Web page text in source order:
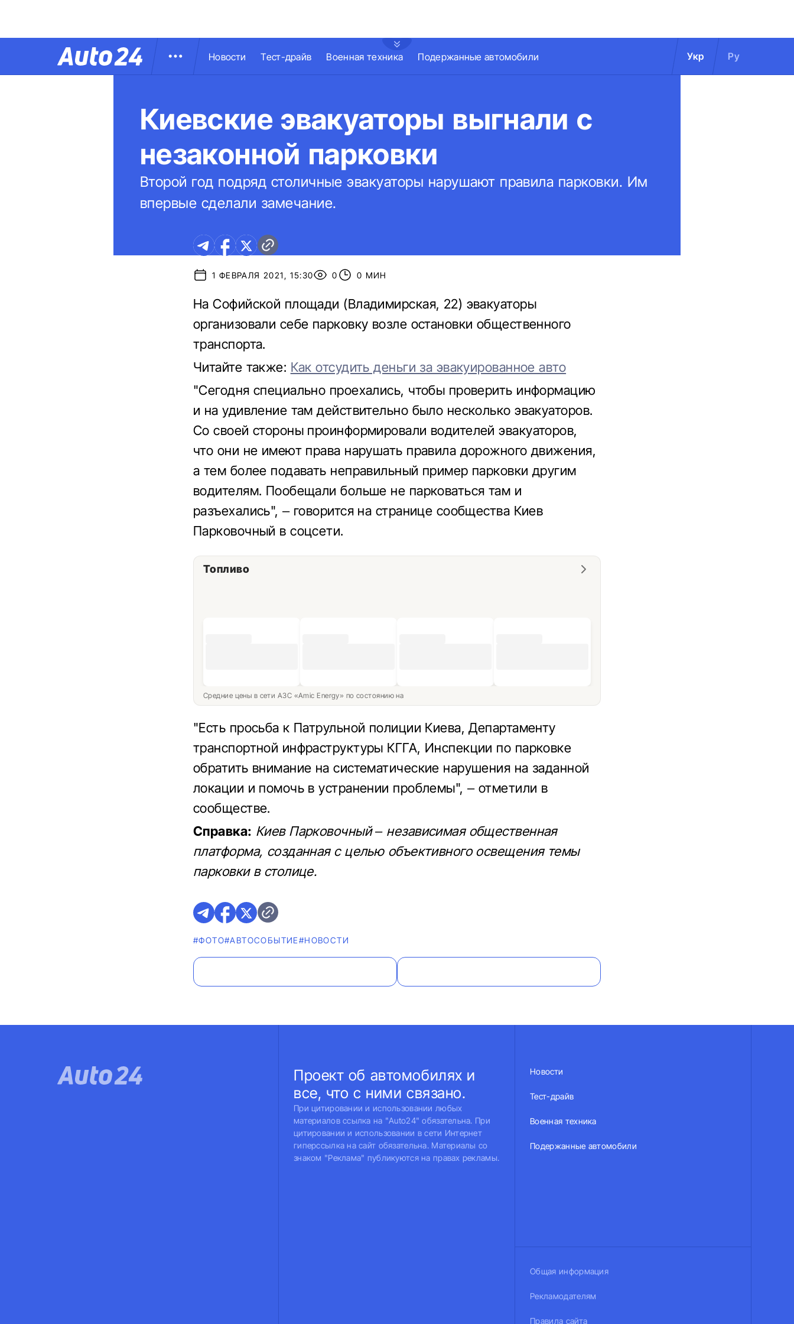
Новости Тест-драйв Военная техника Подержанные автомобили Укр Ру
Киевские эвакуаторы выгнали с
незаконной парковки
Второй год подряд столичные эвакуаторы нарушают правила парковки. Им
впервые сделали замечание.
1 ФЕВРАЛЯ 2021, 15:30 0 0 МИН
На Софийской площади (Владимирская, 22) эвакуаторы
организовали себе парковку возле остановки общественного
транспорта.
Читайте также: Как отсудить деньги за эвакуированное авто
"Сегодня специально проехались, чтобы проверить информацию
и на удивление там действительно было несколько эвакуаторов.
Со своей стороны проинформировали водителей эвакуаторов,
что они не имеют права нарушать правила дорожного движения,
а тем более подавать неправильный пример парковки другим
водителям. Пообещали больше не парковаться там и
разъехались", – говорится на странице сообщества Киев
Парковочный в соцсети.
Топливо
Средние цены в сети АЗС «Amic Energy» по состоянию на
"Есть просьба к Патрульной полиции Киева, Департаменту
транспортной инфраструктуры КГГА, Инспекции по парковке
обратить внимание на систематические нарушения на заданной
локации и помочь в устранении проблемы", – отметили в
сообществе.
Справка: Киев Парковочный – независимая общественная
платформа, созданная с целью объективного освещения темы
парковки в столице.
#ФОТО#АВТОСОБЫТИЕ#НОВОСТИ
Проект об автомобилях и
все, что с ними связано.
При цитировании и использовании любых
материалов ссылка на "Auto24" обязательна. При
цитировании и использовании в сети Интернет
гиперссылка на сайт обязательна. Материалы со
знаком "Реклама" публикуются на правах рекламы.
Новости
Тест-драйв
Военная техника
Подержанные автомобили
Общая информация
Рекламодателям
Правила сайта